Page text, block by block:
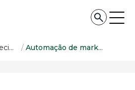
Sou Estabelecimento|Sou Trabalhador / Automação de marketing: Otimização de tempo!